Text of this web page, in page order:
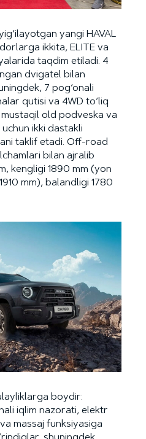
yangi HAVAL
ikkita, ELITE va
taqdim etiladi. 4
dvigatel bilan
7 pog‘onali
qutisi va 4WD to‘liq
old podveska va
ikki dastakli
taklif etadi. Off-road
bilan ajralib
kengligi 1890 mm (yon
mm), balandligi 1780
boydir:
iqlim nazorati, elektr
massaj funksiyasiga